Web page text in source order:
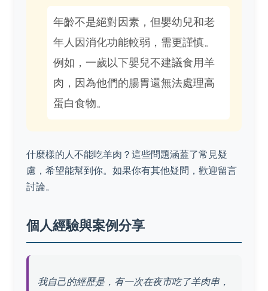
年齡不是絕對因素，但嬰幼兒和老
年人因消化功能較弱，需更謹慎。
例如，一歲以下嬰兒不建議食用羊
肉，因為他們的腸胃還無法處理高
蛋白食物。
什麼樣的人不能吃羊肉？這些問題涵蓋了常見疑
慮，希望能幫到你。如果你有其他疑問，歡迎留言
討論。
個人經驗與案例分享
我自己的經歷是，有一次在夜市吃了羊肉串，